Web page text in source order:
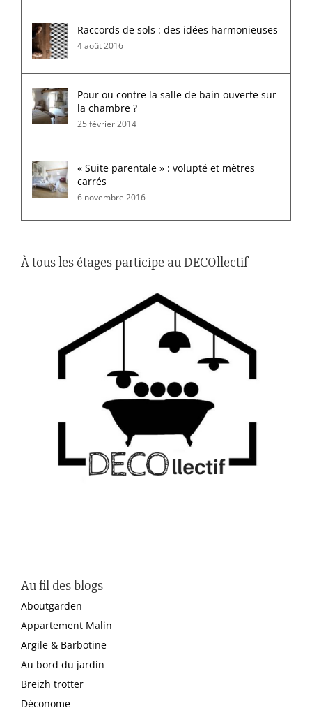
Raccords de sols : des idées harmonieuses
4 août 2016
Pour ou contre la salle de bain ouverte sur
la chambre ?
25 février 2014
« Suite parentale » : volupté et mètres
carrés
6 novembre 2016
À tous les étages participe au DECOllectif
Au fil des blogs
Aboutgarden
Appartement Malin
Argile & Barbotine
Au bord du jardin
Breizh trotter
Déconome